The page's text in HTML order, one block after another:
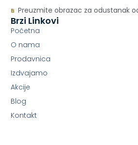
Preuzmite obrazac za odustanak
Brzi Linkovi
Početna
O nama
Prodavnica
Izdvajamo
Akcije
Blog
Kontakt